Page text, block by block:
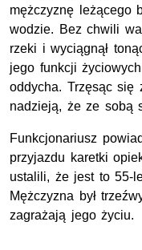
mężczyznę leżącego
wodzie. Bez chwili
rzeki i wyciągnął
jego funkcji
oddycha. Trzęsąc się
nadzieją, że ze sobą
Funkcjonariusz
przyjazdu karetki
ustalili, że jest to 55-
Mężczyzna był
zagrażają jego życiu.